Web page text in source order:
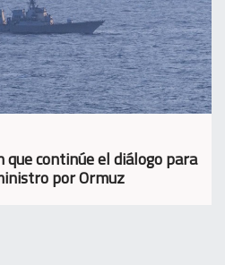
continúe el diálogo para
por Ormuz